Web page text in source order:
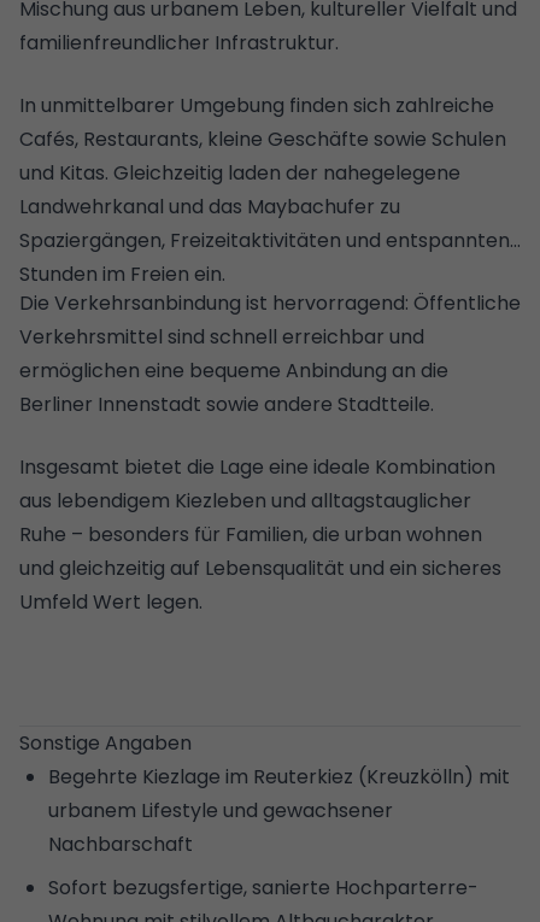
Mischung aus urbanem Leben, kultureller Vielfalt und
familienfreundlicher Infrastruktur.
In unmittelbarer Umgebung finden sich zahlreiche
Cafés, Restaurants, kleine Geschäfte sowie Schulen
und Kitas. Gleichzeitig laden der nahegelegene
Landwehrkanal und das Maybachufer zu
Spaziergängen, Freizeitaktivitäten und entspannten
Stunden im Freien ein.
Die Verkehrsanbindung ist hervorragend: Öffentliche
Verkehrsmittel sind schnell erreichbar und
ermöglichen eine bequeme Anbindung an die
Berliner Innenstadt sowie andere Stadtteile.
Insgesamt bietet die Lage eine ideale Kombination
aus lebendigem Kiezleben und alltagstauglicher
Ruhe – besonders für Familien, die urban wohnen
und gleichzeitig auf Lebensqualität und ein sicheres
Umfeld Wert legen.
Sonstige Angaben
Begehrte Kiezlage im Reuterkiez (Kreuzkölln) mit
urbanem Lifestyle und gewachsener
Nachbarschaft
Sofort bezugsfertige, sanierte Hochparterre-